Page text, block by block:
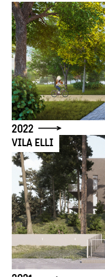
2022
VILA ELLI